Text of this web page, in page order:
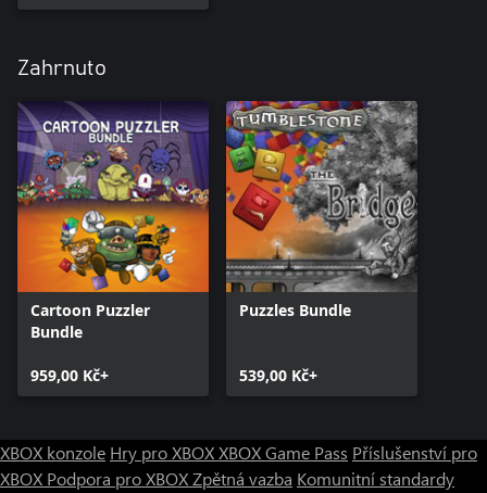
Zahrnuto
Cartoon Puzzler
Bundle
959,00 Kč+
Puzzles Bundle
539,00 Kč+
XBOX konzole Hry pro XBOXXBOX Game Pass Příslušenství pro
XBOX Podpora pro XBOXZpětná vazba Komunitní standardy